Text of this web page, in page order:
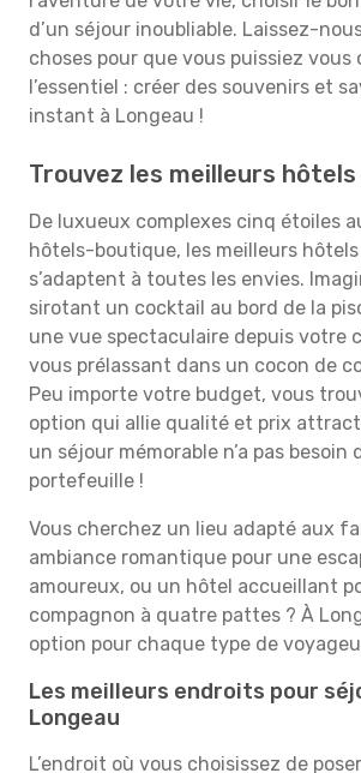
d’un séjour inoubliable. Laissez-
choses pour que vous puissiez
l’essentiel : créer des souvenirs et
instant à Longeau !
Trouvez les meilleurs hôtels
De luxueux complexes cinq étoiles
hôtels-boutique, les meilleurs hôtels
s’adaptent à toutes les envies.
sirotant un cocktail au bord de la
une vue spectaculaire depuis votre
vous prélassant dans un cocon de
Peu importe votre budget, vous
option qui allie qualité et prix
un séjour mémorable n’a pas besoin
portefeuille !
Vous cherchez un lieu adapté aux
ambiance romantique pour une
amoureux, ou un hôtel accueillant
compagnon à quatre pattes ? À
option pour chaque type de
Les meilleurs endroits pour
Longeau
L’endroit où vous choisissez de